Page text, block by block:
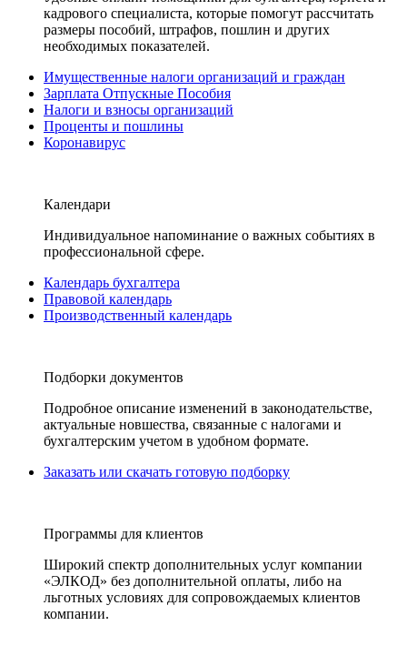
кадрового специалиста, которые помогут рассчитать
размеры пособий, штрафов, пошлин и других
необходимых показателей.
Имущественные налоги организаций и граждан
Зарплата Отпускные Пособия
Налоги и взносы организаций
Проценты и пошлины
Коронавирус
Календари
Индивидуальное напоминание о важных событиях в
профессиональной сфере.
Календарь бухгалтера
Правовой календарь
Производственный календарь
Подборки документов
Подробное описание изменений в законодательстве,
актуальные новшества, связанные с налогами и
бухгалтерским учетом в удобном формате.
Заказать или скачать готовую подборку
Программы для клиентов
Широкий спектр дополнительных услуг компании
«ЭЛКОД» без дополнительной оплаты, либо на
льготных условиях для сопровождаемых клиентов
компании.